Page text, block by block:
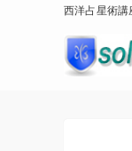
西洋占星術講